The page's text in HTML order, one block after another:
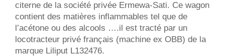
citerne de la société privée Ermewa-Sati. Ce wagon
contient des matières inflammables tel que de
l’acétone ou des alcools ….il est tracté par un
locotracteur privé français (machine ex OBB) de la
marque Liliput L132476.